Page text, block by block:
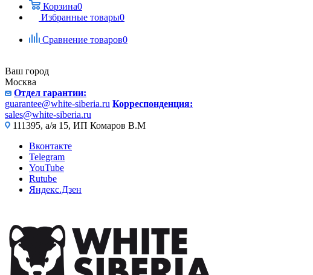
Корзина0
Избранные товары0
Сравнение товаров0
Ваш город
Москва
Отдел гарантии:
guarantee@white-siberia.ru Корреспонденция:
sales@white-siberia.ru
111395, а/я 15, ИП Комаров В.М
Вконтакте
Telegram
YouTube
Rutube
Яндекс.Дзен